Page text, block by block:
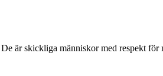
är skickliga människor med respekt för